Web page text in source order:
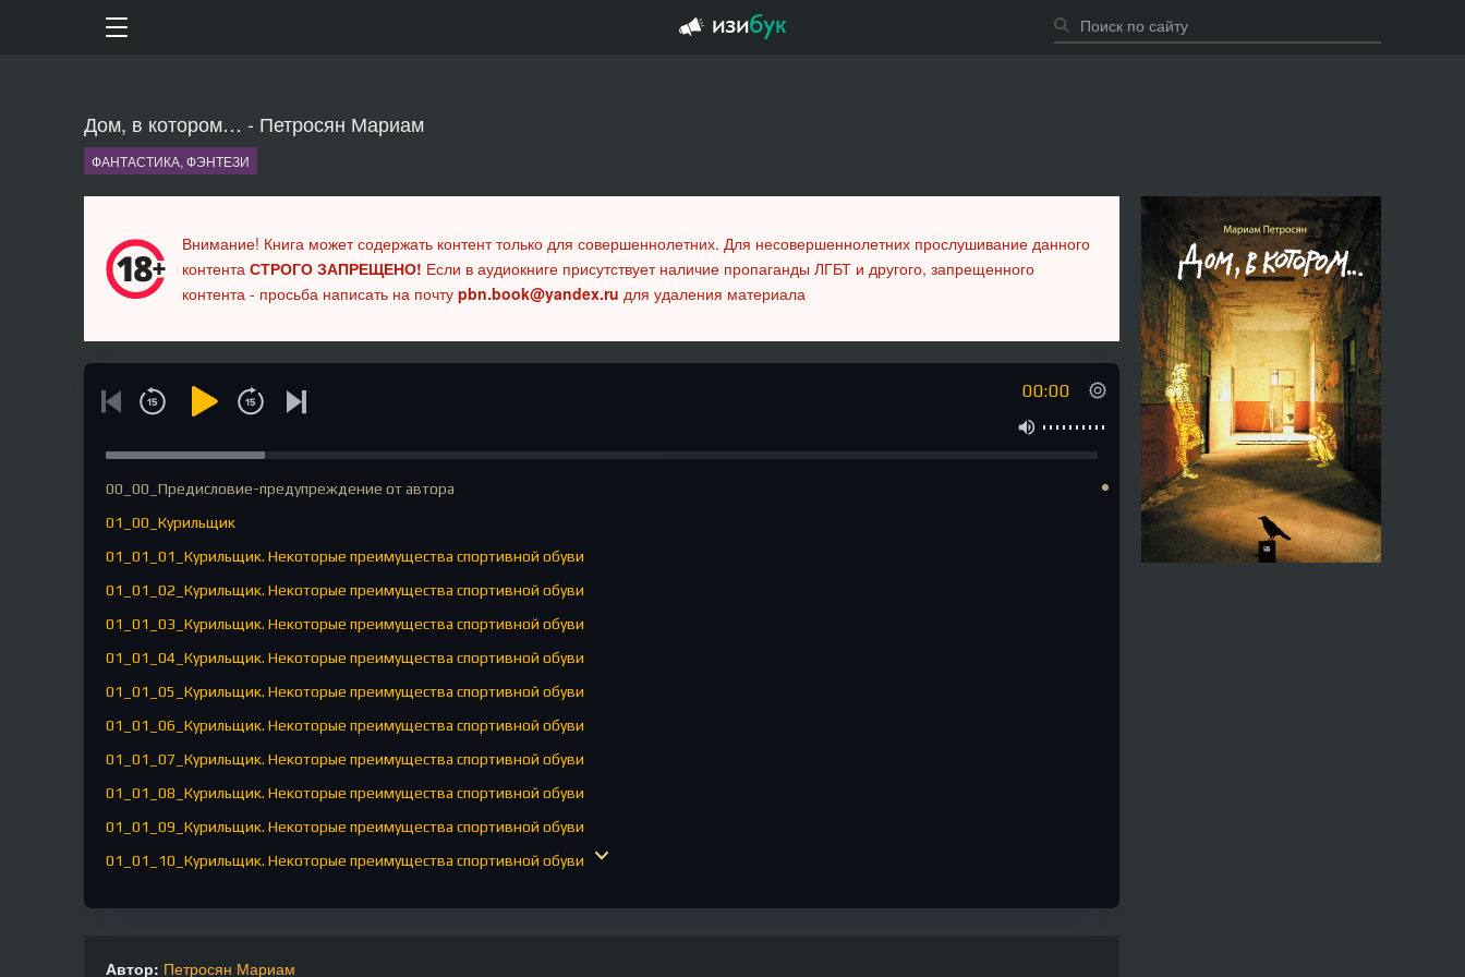
Дом, в котором… - Петросян Мариам
ФАНТАСТИКА, ФЭНТЕЗИ
Внимание! Книга может содержать контент только для совершеннолетних. Для несовершеннолетних прослушивание данного
контента СТРОГО ЗАПРЕЩЕНО! Если в аудиокниге присутствует наличие пропаганды ЛГБТ и другого, запрещенного
контента - просьба написать на почту pbn.book@yandex.ru для удаления материала
00:00
00_00_Предисловие-предупреждение от автора
01_00_Курильщик
01_01_01_Курильщик. Некоторые преимущества спортивной обуви
01_01_02_Курильщик. Некоторые преимущества спортивной обуви
01_01_03_Курильщик. Некоторые преимущества спортивной обуви
01_01_04_Курильщик. Некоторые преимущества спортивной обуви
01_01_05_Курильщик. Некоторые преимущества спортивной обуви
01_01_06_Курильщик. Некоторые преимущества спортивной обуви
01_01_07_Курильщик. Некоторые преимущества спортивной обуви
01_01_08_Курильщик. Некоторые преимущества спортивной обуви
01_01_09_Курильщик. Некоторые преимущества спортивной обуви
01_01_10_Курильщик. Некоторые преимущества спортивной обуви
01_02_01_Дом. Интермедия
Автор: Петросян Мариам